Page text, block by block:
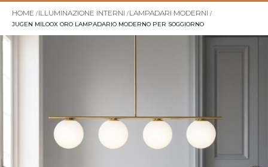
HOME ILLUMINAZIONE INTERNI LAMPADARI MODERNI
JUGEN MILOOX ORO LAMPADARIO MODERNO PER SOGGIORNO